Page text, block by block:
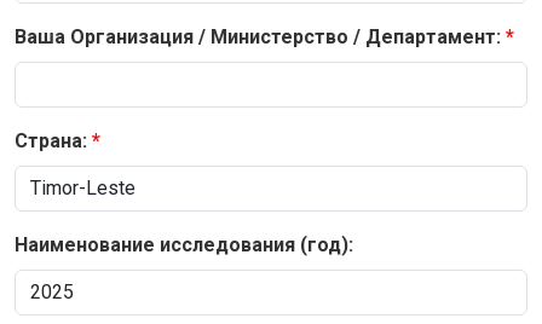
Ваша Организация / Министерство / Департамент:
Страна:
Наименование исследования (год):